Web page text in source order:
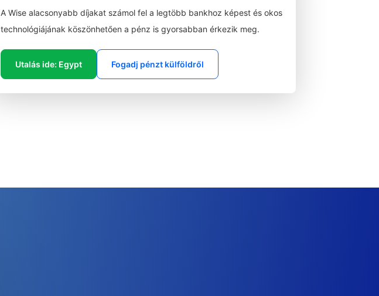
A Wise alacsonyabb díjakat számol fel a legtöbb bankhoz képest és okos
technológiájának köszönhetően a pénz is gyorsabban érkezik meg.
Utalás ide: Egypt Fogadj pénzt külföldről